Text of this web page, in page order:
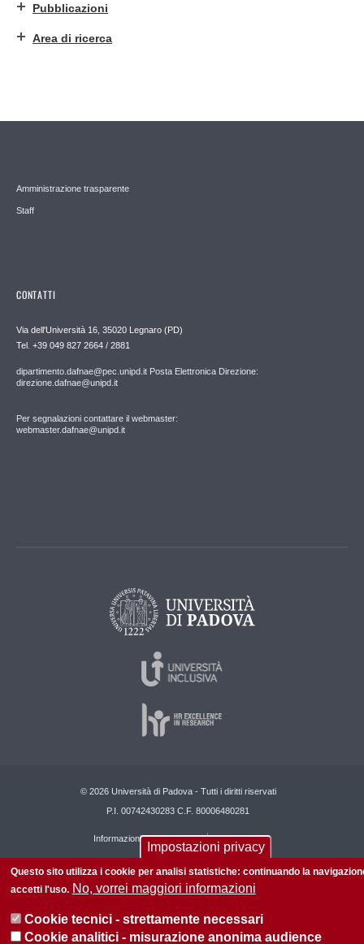
Pubblicazioni
Area di ricerca
Amministrazione trasparente
Staff
CONTATTI
Via dell'Università 16, 35020 Legnaro (PD)
Tel. +39 049 827 2664 / 2881
dipartimento.dafnae@pec.unipd.it Posta Elettronica Direzione:
direzione.dafnae@unipd.it
Per segnalazioni contattare il webmaster:
webmaster.dafnae@unipd.it
© 2026 Università di Padova - Tutti i diritti riservati
P.I. 00742430283 C.F. 80006480281
Informazioni su questo sito Privacy policy
Impostazioni privacy
Questo sito utilizza i cookie per analisi statistiche: continuando la
accetti l'uso. No, vorrei maggiori informazioni
Cookie tecnici - strettamente necessari
Cookie analitici - misurazione anonima audience